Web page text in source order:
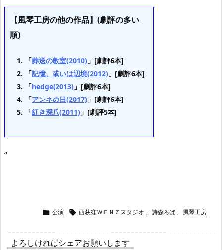
【風琴工房の他の作品】(劇評の多い
順)
「葬送の教室(2010) 」[劇評6本]
「記憶、或いは辺境(2012) 」[劇評6本]
「hedge(2013) 」[劇評6本]
「アンネの日(2017) 」[劇評6本]
「紅き深爪(2011) 」[劇評5本]
“
 公演  西荻窪ＷＥＮＺスタジオ , 詩森ろば , 風琴工房
よろしければシェアお願いします